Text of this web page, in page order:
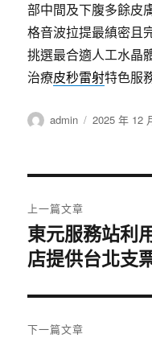
部中間及下腹多餘皮
格音波拉提最縝密且
挑選最合適人工水晶
治療皮秒雷射特色服
作
admin
發
2025 年 12
章
導
覽
上一篇文章
上
一
文
章:
東元服務站利
店提供台北支
下一篇文章